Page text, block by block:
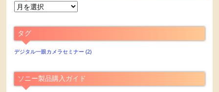
月
ア
ー
カ
ブ
タグ
デジタル一眼カメラセミナー (2)
ソニー製品購入ガイド